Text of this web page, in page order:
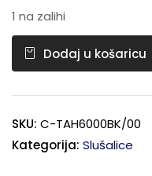
1 na zalihi
Dodaj u košaricu
SKU: C-TAH6000BK/00
Kategorija: Slušalice